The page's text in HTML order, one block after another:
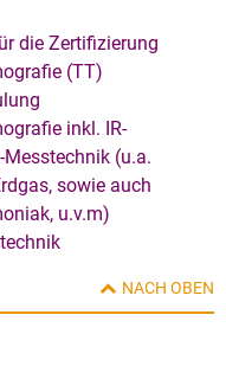
die Zertifizierung
(TT)
inkl. IR-
(u.a.
sowie auch
u.v.m)
NACH OBEN